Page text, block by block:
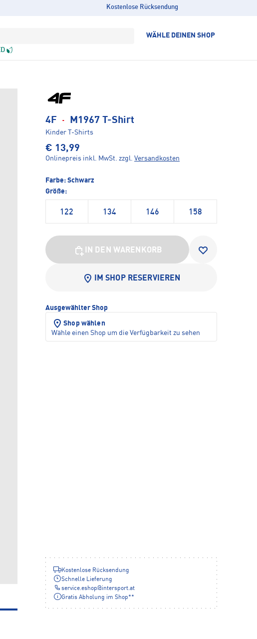
Kostenlose Rücksendung
WÄHLE DEINEN SHOP
4F · M1967 T-Shirt
Kinder T-Shirts
€ 13,99
Onlinepreis inkl. MwSt. zzgl. Versandkosten
Farbe: Schwarz
Größe:
122 134 146 158
IN DEN WARENKORB
IM SHOP RESERVIEREN
Ausgewählter Shop
Shop wählen
Wähle einen Shop um die Verfügbarkeit zu sehen
Kostenlose Rücksendung
Schnelle Lieferung
service.eshop@ intersport.at
Gratis Abholung im Shop**